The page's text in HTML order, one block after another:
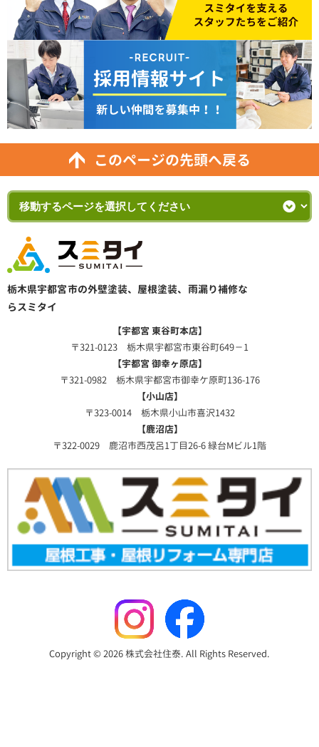
このページの先頭へ戻る
栃木県宇都宮市の外壁塗装、屋根塗装、雨漏り補修な
らスミタイ
【宇都宮 東谷町本店】
〒321-0123 栃木県宇都宮市東谷町649－1
【宇都宮 御幸ヶ原店】
〒321-0982 栃木県宇都宮市御幸ケ原町136-176
【小山店】
〒323-0014 栃木県小山市喜沢1432
【鹿沼店】
〒322-0029 鹿沼市西茂呂1丁目26-6 緑台Mビル1階
Copyright © 2026 株式会社住泰. All Rights Reserved.